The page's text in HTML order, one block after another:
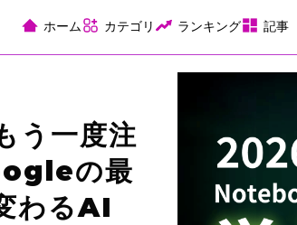
ホーム カテゴリ ランキング 記事
一度注
の最
わるAI